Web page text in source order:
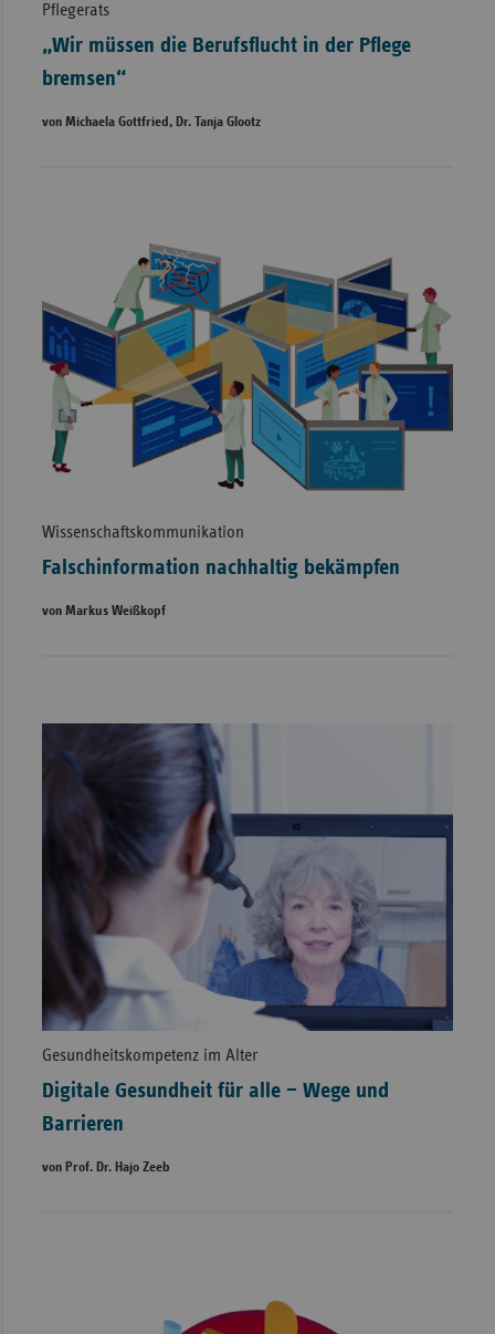
Pflegerats
„Wir müssen die Berufsflucht in der Pflege
bremsen“
von Michaela Gottfried, Dr. Tanja Glootz
Wissenschaftskommunikation
Falschinformation nachhaltig bekämpfen
von Markus Weißkopf
Gesundheitskompetenz im Alter
Digitale Gesundheit für alle – Wege und
Barrieren
von Prof. Dr. Hajo Zeeb